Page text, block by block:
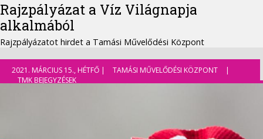
Rajzpályázat a Víz Világnapja
alkalmából
Rajzpályázatot hirdet a Tamási Művelődési Központ
2021. MÁRCIUS 15., HÉTFŐ | TAMÁSI MŰVELŐDÉSI KÖZPONT
|
TMK BEJEGYZÉSEK